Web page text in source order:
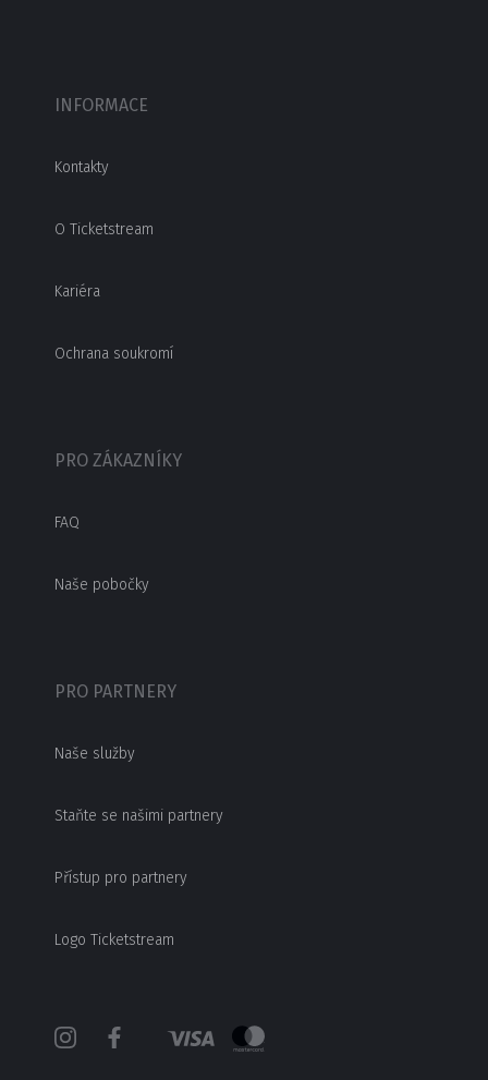
INFORMACE
Kontakty
O Ticketstream
Kariéra
Ochrana soukromí
PRO ZÁKAZNÍKY
FAQ
Naše pobočky
PRO PARTNERY
Naše služby
Staňte se našimi partnery
Přístup pro partnery
Logo Ticketstream